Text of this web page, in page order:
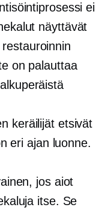
ei
näyttävät
on palauttaa
keräilijät etsivät
eri ajan luonne.
jos aiot
itse. Se